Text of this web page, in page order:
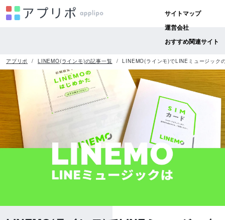
サイトマップ
運営会社
おすすめ関連サイト
アプリポ LINEMO(ラインモ)の記事一覧 LINEMO(ラインモ)でLINEミュージック